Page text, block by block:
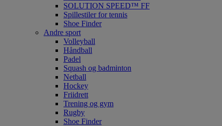
SOLUTION SPEED™ FF
Spillestiler for tennis
Shoe Finder
Andre sport
Volleyball
Håndball
Padel
Squash og badminton
Netball
Hockey
Friidrett
Trening og gym
Rugby
Shoe Finder